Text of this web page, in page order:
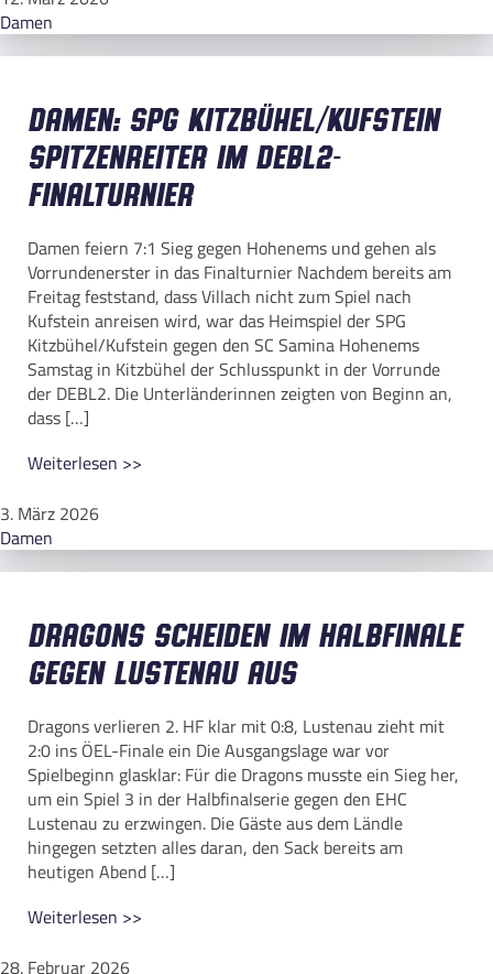
Damen
Damen: SPG Kitzbühel/Kufstein
Spitzenreiter im DEBL2-
Finalturnier
Damen feiern 7:1 Sieg gegen Hohenems und gehen als
Vorrundenerster in das Finalturnier Nachdem bereits am
Freitag feststand, dass Villach nicht zum Spiel nach
Kufstein anreisen wird, war das Heimspiel der SPG
Kitzbühel/Kufstein gegen den SC Samina Hohenems
Samstag in Kitzbühel der Schlusspunkt in der Vorrunde
der DEBL2. Die Unterländerinnen zeigten von Beginn an,
dass […]
Weiterlesen >>
3. März 2026
Damen
Dragons scheiden im Halbfinale
gegen Lustenau aus
Dragons verlieren 2. HF klar mit 0:8, Lustenau zieht mit
2:0 ins ÖEL-Finale ein Die Ausgangslage war vor
Spielbeginn glasklar: Für die Dragons musste ein Sieg her,
um ein Spiel 3 in der Halbfinalserie gegen den EHC
Lustenau zu erzwingen. Die Gäste aus dem Ländle
hingegen setzten alles daran, den Sack bereits am
heutigen Abend […]
Weiterlesen >>
28. Februar 2026